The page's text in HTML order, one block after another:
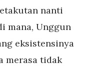
nanti
mana, Unggun
eksistensinya
merasa tidak